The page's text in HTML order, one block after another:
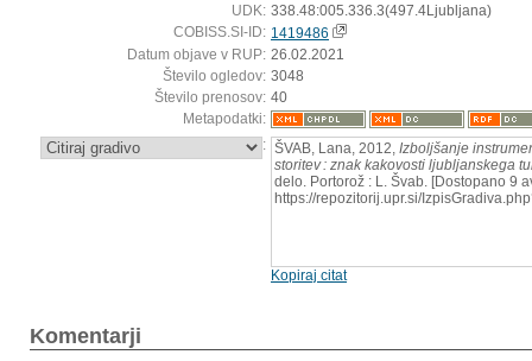
UDK: 338.48:005.336.3(497.4Ljubljana)
COBISS.SI-ID: 1419486
Datum objave v RUP: 26.02.2021
Število ogledov: 3048
Število prenosov: 40
Metapodatki:
: ŠVAB, Lana, 2012, Izboljšanje
storitev : znak kakovosti ljubljanskega
delo. Portorož : L. Švab. [Dostopano 9
https://repozitorij.upr.si/
Kopiraj citat
Komentarji